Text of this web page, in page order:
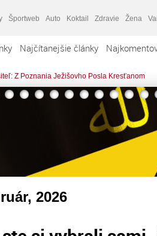
Športweb Auto Koktail Zdravie Žena
Najčítanejšie články
Z Poznania Ježišovho Posla Kresťanom
2026